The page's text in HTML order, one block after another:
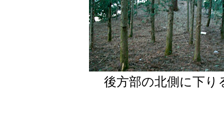
後方部の北側に下り